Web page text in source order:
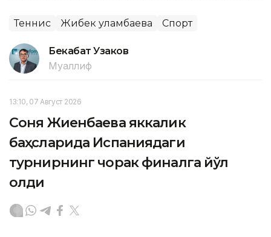
Теннис Жибек Қуламбаева Спорт
Бекабат Узаков
Муаллиф
13:10, 07 Август 2026
Соня Жиенбаева яккалик
баҳсларида Испаниядаги
турнирнинг чорак финалга йўл
олди